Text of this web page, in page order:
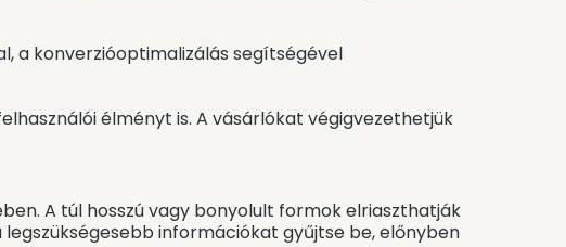
a konverzióoptimalizálás segítségével
élményt is. A vásárlókat végigvezethetjük
A túl hosszú vagy bonyolult formok elriaszthatják
információkat gyűjtse be, előnyben